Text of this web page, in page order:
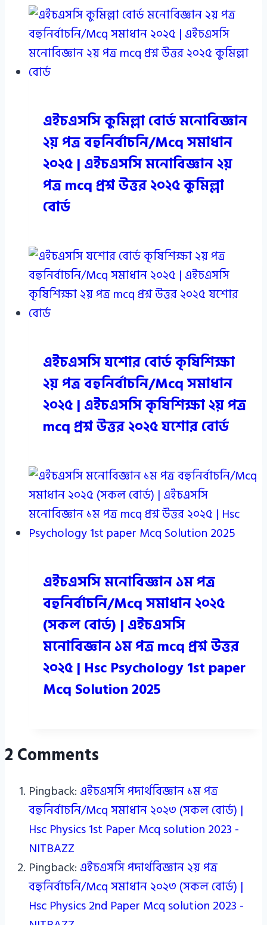
এইচএসসি কুমিল্লা বোর্ড মনোবিজ্ঞান
২য় পত্র বহুনির্বাচনি/Mcq সমাধান
২০২৫ | এইচএসসি মনোবিজ্ঞান ২য়
পত্র mcq প্রশ্ন উত্তর ২০২৫ কুমিল্লা
বোর্ড
এইচএসসি যশোর বোর্ড কৃষিশিক্ষা
২য় পত্র বহুনির্বাচনি/Mcq সমাধান
২০২৫ | এইচএসসি কৃষিশিক্ষা ২য় পত্র
mcq প্রশ্ন উত্তর ২০২৫ যশোর বোর্ড
এইচএসসি মনোবিজ্ঞান ১ম পত্র
বহুনির্বাচনি/Mcq সমাধান ২০২৫
(সকল বোর্ড) | এইচএসসি
মনোবিজ্ঞান ১ম পত্র mcq প্রশ্ন উত্তর
২০২৫ | Hsc Psychology 1st paper
Mcq Solution 2025
2 Comments
Pingback: এইচএসসি পদার্থবিজ্ঞান ১ম পত্র
বহুনির্বাচনি/Mcq সমাধান ২০২৩ (সকল বোর্ড) |
Hsc Physics 1st Paper Mcq solution 2023 -
NITBAZZ
Pingback: এইচএসসি পদার্থবিজ্ঞান ২য় পত্র
বহুনির্বাচনি/Mcq সমাধান ২০২৩ (সকল বোর্ড) |
Hsc Physics 2nd Paper Mcq solution 2023 -